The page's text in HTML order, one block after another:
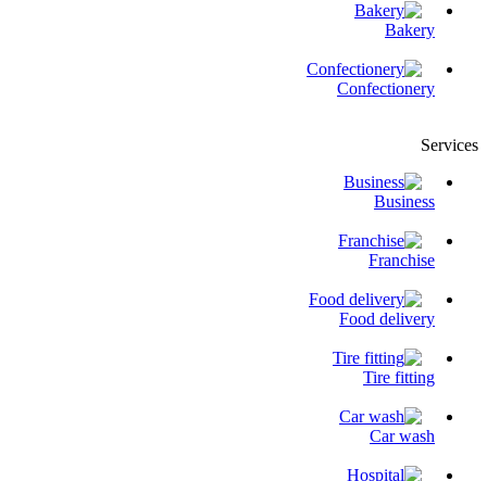
Bakery
Confectionery
Services
Business
Franchise
Food delivery
Tire fitting
Сar wash